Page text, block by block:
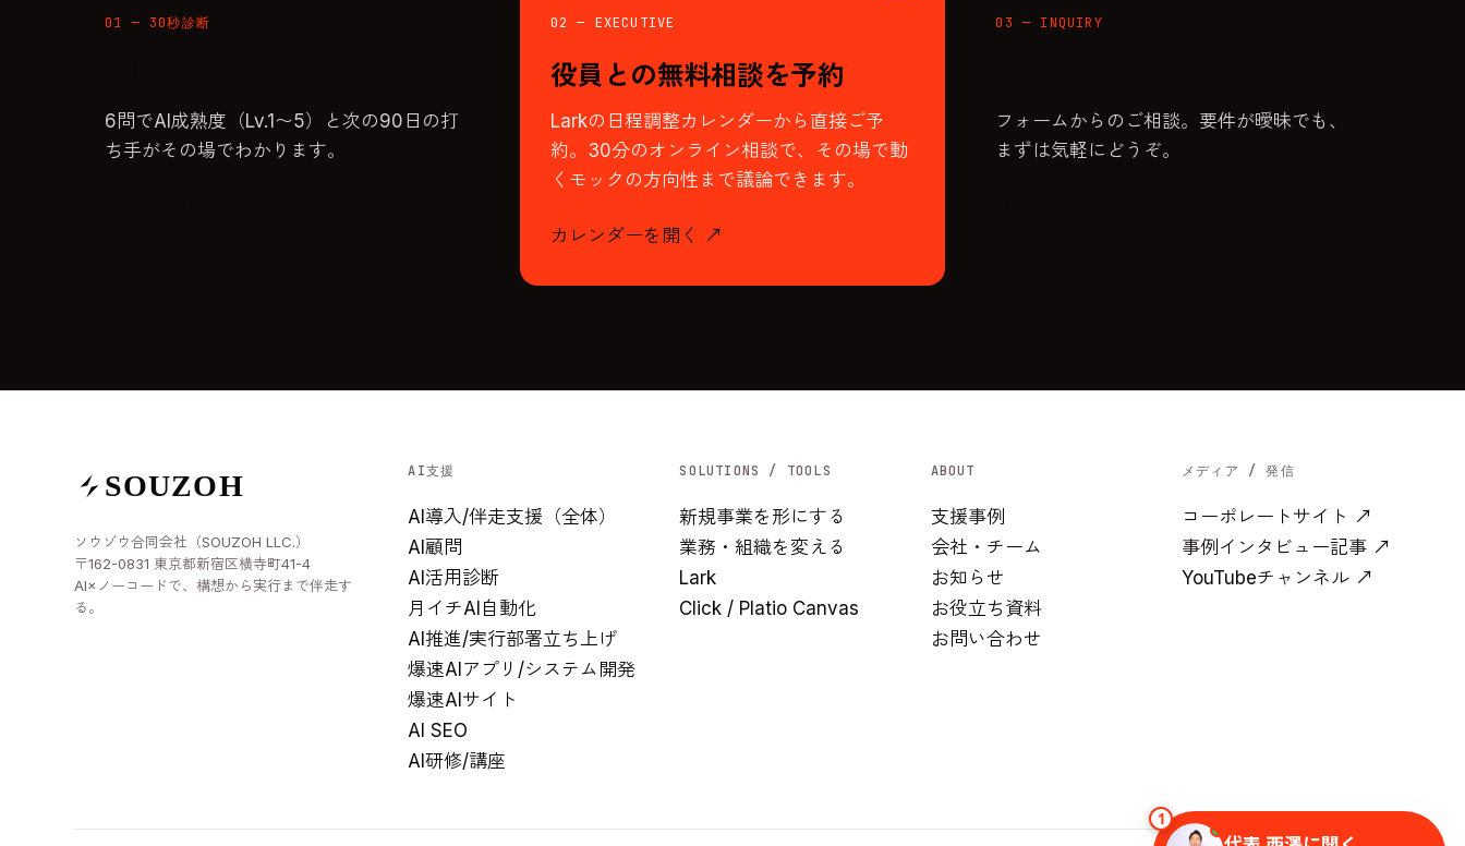
01 — 30秒診断
6問でAI成熟度（Lv.1〜5）と次の90日の打
ち手がその場でわかります。
02 — EXECUTIVE
役員との無料相談を予約
Larkの日程調整カレンダーから直接ご予
約。30分のオンライン相談で、その場で動
くモックの方向性まで議論できます。
カレンダーを開く ↗
03 — INQUIRY
フォームからのご相談。要件が曖昧でも、
まずは気軽にどうぞ。
SOUZOH
ソウゾウ合同会社（SOUZOH LLC.）
〒162-0831 東京都新宿区横寺町41-4
AI×ノーコードで、構想から実行まで伴走す
る。
AI支援
AI導入/伴走支援（全体）
AI顧問
AI活用診断
月イチAI自動化
AI推進/実行部署立ち上げ
爆速AIアプリ/システム開発
爆速AIサイト
AI SEO
AI研修/講座
SOLUTIONS / TOOLS
新規事業を形にする
業務・組織を変える
Lark
Click / Platio Canvas
ABOUT
支援事例
会社・チーム
お知らせ
お役立ち資料
お問い合わせ
メディア / 発信
コーポレートサイト ↗
事例インタビュー記事 ↗
YouTubeチャンネル ↗